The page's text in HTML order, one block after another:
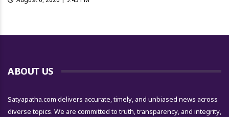
ABOUT US
Satyapatha.com delivers accurate, timely, and unbiased news across
diverse topics. We are committed to truth, transparency, and integrity,